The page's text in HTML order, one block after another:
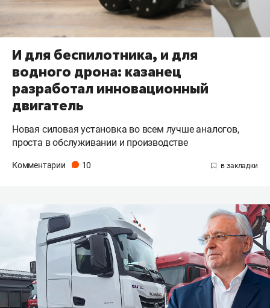
И для беспилотника, и для
водного дрона: казанец
разработал инновационный
двигатель
Новая силовая установка во всем лучше аналогов,
проста в обслуживании и производстве
Комментарии 10